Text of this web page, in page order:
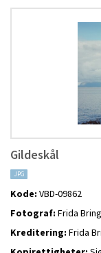
Gildeskål
JPG
Kode: VBD-09862
Fotograf: Frida
Kreditering: Frida